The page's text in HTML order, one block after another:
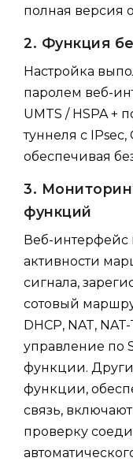
полная версия
2. Функция
Настройка
паролем веб-
UMTS / HSPA +
туннеля с
обеспечивая
3.
функций
Веб-интерфейс
активности
сигнала,
сотовый
DHCP, NAT,
управление по
функции.
функции,
связь,
проверку